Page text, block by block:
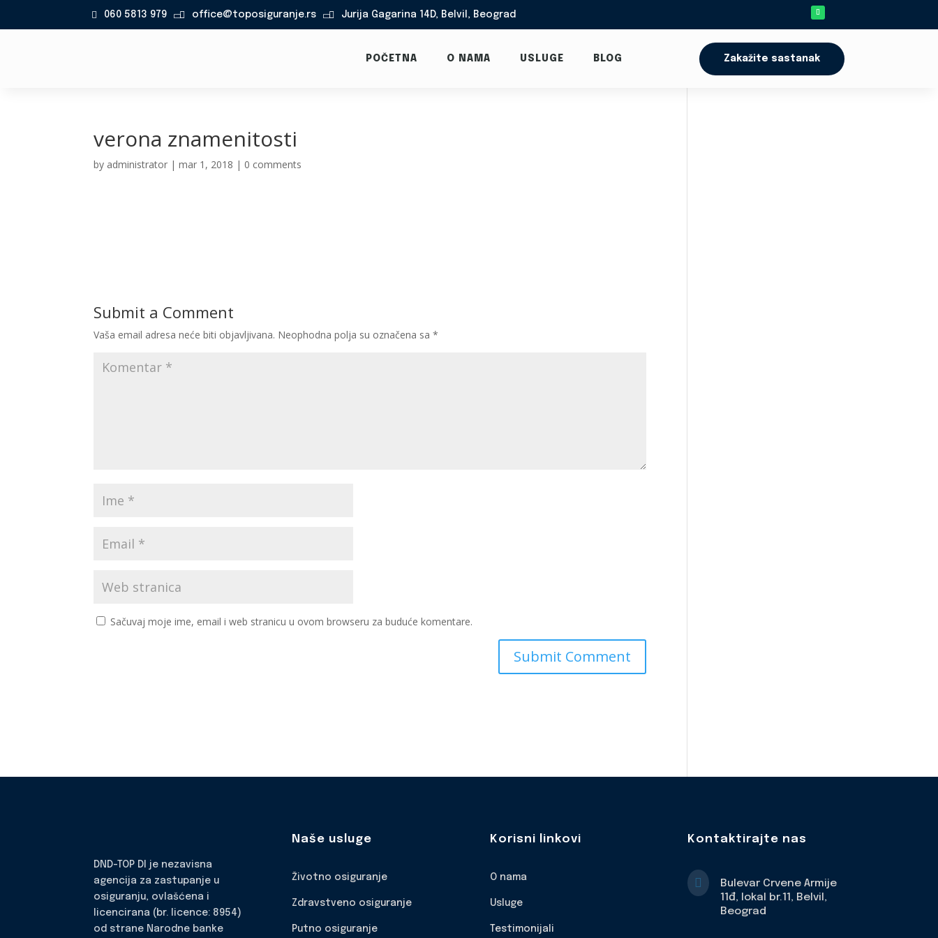
060 5813 979  office@toposiguranje.rs  Jurija Gagarina 14D, Belvil, Beograd
POČETNA O NAMA USLUGE BLOG Zakažite sastanak
verona znamenitosti
by administrator |mar 1, 2018 | 0 comments
Submit a Comment
Vaša email adresa neće biti objavljivana. Neophodna polja su označena sa*
Sačuvaj moje ime, email i web stranicu u ovom browseru za buduće komentare.
DND-TOP DI je nezavisna
agencija za zastupanje u
osiguranju, ovlašćena i
licencirana (br. licence: 8954)
od strane Narodne banke
Naše usluge
Životno osiguranje
Zdravstveno osiguranje
Putno osiguranje
Korisni linkovi
O nama
Usluge
Testimonijali
Kontaktirajte nas

Bulevar Crvene Armije
11đ, lokal br.11, Belvil,
Beograd